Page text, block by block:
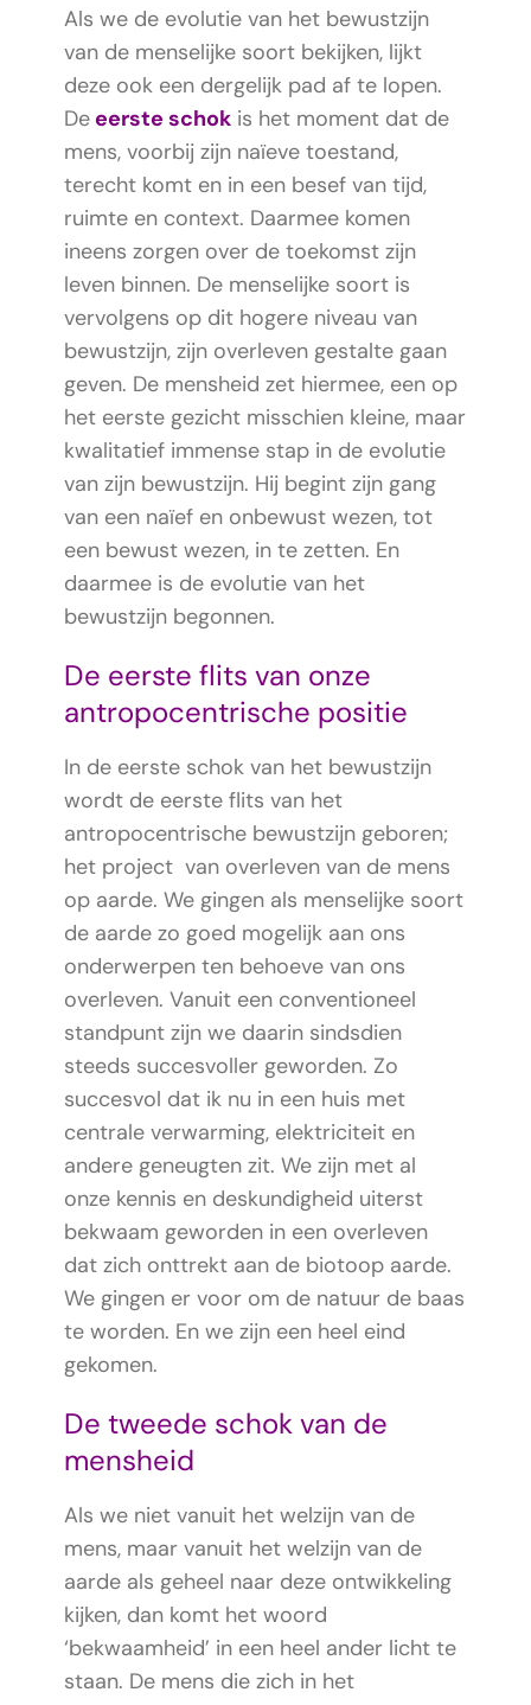
Als we de evolutie van het bewustzijn
van de menselijke soort bekijken, lijkt
deze ook een dergelijk pad af te lopen.
De eerste schok is het moment dat de
mens, voorbij zijn naïeve toestand,
terecht komt en in een besef van tijd,
ruimte en context. Daarmee komen
ineens zorgen over de toekomst zijn
leven binnen. De menselijke soort is
vervolgens op dit hogere niveau van
bewustzijn, zijn overleven gestalte gaan
geven. De mensheid zet hiermee, een op
het eerste gezicht misschien kleine, maar
kwalitatief immense stap in de evolutie
van zijn bewustzijn. Hij begint zijn gang
van een naïef en onbewust wezen, tot
een bewust wezen, in te zetten. En
daarmee is de evolutie van het
bewustzijn begonnen.
De eerste flits van onze
antropocentrische positie
In de eerste schok van het bewustzijn
wordt de eerste flits van het
antropocentrische bewustzijn geboren;
het project van overleven van de mens
op aarde. We gingen als menselijke soort
de aarde zo goed mogelijk aan ons
onderwerpen ten behoeve van ons
overleven. Vanuit een conventioneel
standpunt zijn we daarin sindsdien
steeds succesvoller geworden. Zo
succesvol dat ik nu in een huis met
centrale verwarming, elektriciteit en
andere geneugten zit. We zijn met al
onze kennis en deskundigheid uiterst
bekwaam geworden in een overleven
dat zich onttrekt aan de biotoop aarde.
We gingen er voor om de natuur de baas
te worden. En we zijn een heel eind
gekomen.
De tweede schok van de
mensheid
Als we niet vanuit het welzijn van de
mens, maar vanuit het welzijn van de
aarde als geheel naar deze ontwikkeling
kijken, dan komt het woord
‘bekwaamheid’ in een heel ander licht te
staan. De mens die zich in het